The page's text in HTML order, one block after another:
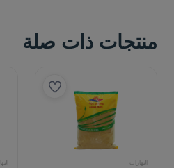
منتجات ذات صلة